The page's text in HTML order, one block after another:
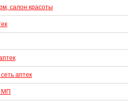
салон красоты
аптек
МП